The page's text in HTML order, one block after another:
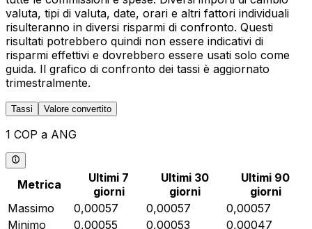
valuta, tipi di valuta, date, orari e altri fattori individuali
risulteranno in diversi risparmi di confronto. Questi
risultati potrebbero quindi non essere indicativi di
risparmi effettivi e dovrebbero essere usati solo come
guida. Il grafico di confronto dei tassi è aggiornato
trimestralmente.
Tassi Valore convertito
1 COP a ANG
Metrica
Ultimi 7
giorni
Ultimi 30
giorni
Ultimi 90
giorni
Massimo
0,00057 0,00057
0,00057
Minimo
0,00055 0,00053
0,00047